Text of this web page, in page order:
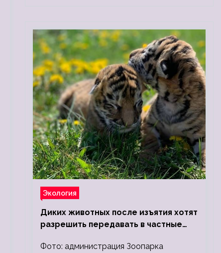
Экология
Диких животных после изъятия хотят
разрешить передавать в частные
Фото: администрация Зоопарка